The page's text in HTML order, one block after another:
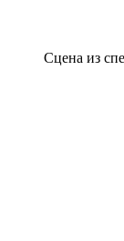
Сцена из